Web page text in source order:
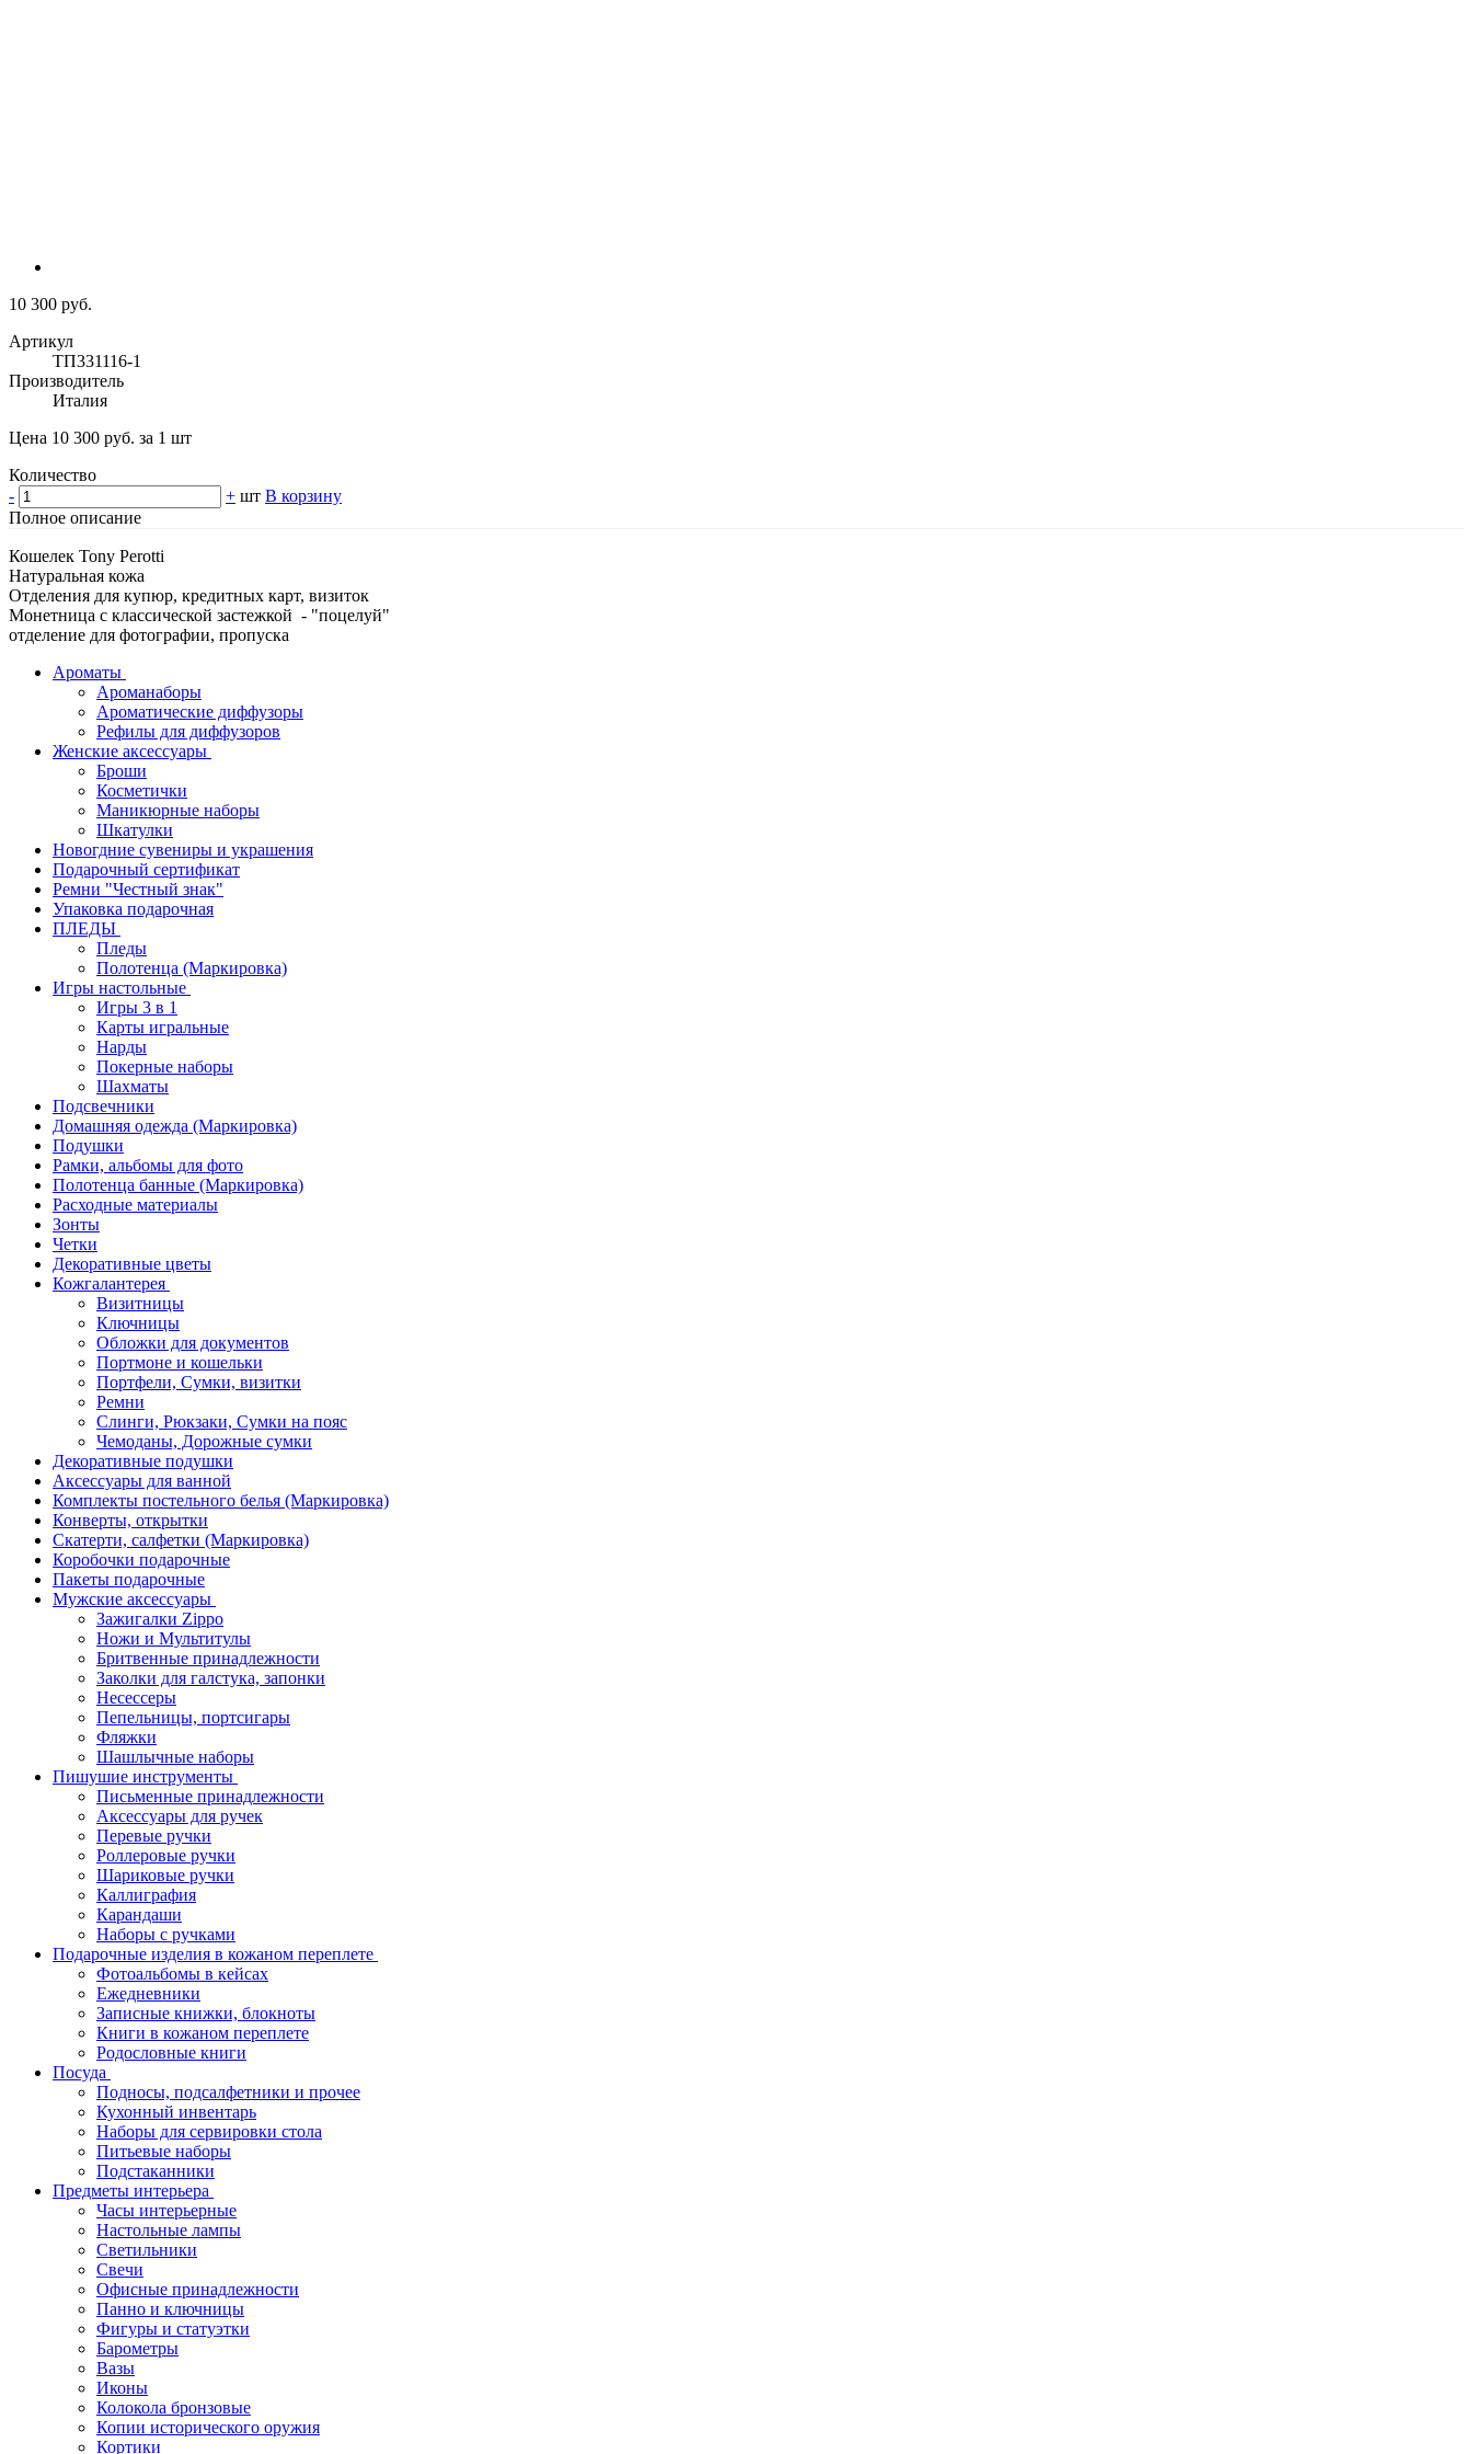
10 300 руб.
Артикул
ТП331116-1
Производитель
Италия
Цена 10 300 руб. за 1 шт
Количество
-
+ шт В корзину
Полное описание
Кошелек Tony Perotti
Натуральная кожа
Отделения для купюр, кредитных карт, визиток
Монетница с классической застежкой - "поцелуй"
отделение для фотографии, пропуска
Ароматы
Ароманаборы
Ароматические диффузоры
Рефилы для диффузоров
Женские аксессуары
Броши
Косметички
Маникюрные наборы
Шкатулки
Новогдние сувениры и украшения
Подарочный сертификат
Ремни "Честный знак"
Упаковка подарочная
ПЛЕДЫ
Пледы
Полотенца (Маркировка)
Игры настольные
Игры 3 в 1
Карты игральные
Нарды
Покерные наборы
Шахматы
Подсвечники
Домашняя одежда (Маркировка)
Подушки
Рамки, альбомы для фото
Полотенца банные (Маркировка)
Расходные материалы
Зонты
Четки
Декоративные цветы
Кожгалантерея
Визитницы
Ключницы
Обложки для документов
Портмоне и кошельки
Портфели, Сумки, визитки
Ремни
Слинги, Рюкзаки, Сумки на пояс
Чемоданы, Дорожные сумки
Декоративные подушки
Аксессуары для ванной
Комплекты постельного белья (Маркировка)
Конверты, открытки
Скатерти, салфетки (Маркировка)
Коробочки подарочные
Пакеты подарочные
Мужские аксессуары
Зажигалки Zippo
Ножи и Мультитулы
Бритвенные принадлежности
Заколки для галстука, запонки
Несессеры
Пепельницы, портсигары
Фляжки
Шашлычные наборы
Пишушие инструменты
Письменные принадлежности
Аксессуары для ручек
Перевые ручки
Роллеровые ручки
Шариковые ручки
Каллиграфия
Карандаши
Наборы с ручками
Подарочные изделия в кожаном переплете
Фотоальбомы в кейсах
Ежедневники
Записные книжки, блокноты
Книги в кожаном переплете
Родословные книги
Посуда
Подносы, подсалфетники и прочее
Кухонный инвентарь
Наборы для сервировки стола
Питьевые наборы
Подстаканники
Предметы интерьера
Часы интерьерные
Настольные лампы
Светильники
Свечи
Офисные принадлежности
Панно и ключницы
Фигуры и статуэтки
Барометры
Вазы
Иконы
Колокола бронзовые
Копии исторического оружия
Кортики